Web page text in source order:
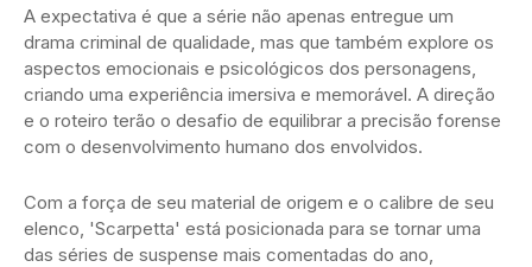
A expectativa é que a série não apenas entregue um
drama criminal de qualidade, mas que também explore os
aspectos emocionais e psicológicos dos personagens,
criando uma experiência imersiva e memorável. A direção
e o roteiro terão o desafio de equilibrar a precisão forense
com o desenvolvimento humano dos envolvidos.
Com a força de seu material de origem e o calibre de seu
elenco, 'Scarpetta' está posicionada para se tornar uma
das séries de suspense mais comentadas do ano,